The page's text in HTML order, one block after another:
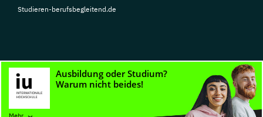
Studieren-berufsbegleitend.de
© Copyright 2026, TarGroup Media GmbH
Nutzungsbedingungen